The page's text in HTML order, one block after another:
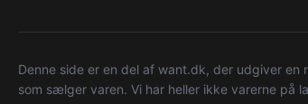
Denne side er en del af want.dk, der udgiver
som sælger varen. Vi har heller ikke varerne på